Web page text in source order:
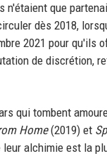
n'étaient que
dès 2018,
2021 pour qu'ils
de discrétion,
qui tombent
Home(2019) et
alchimie est la